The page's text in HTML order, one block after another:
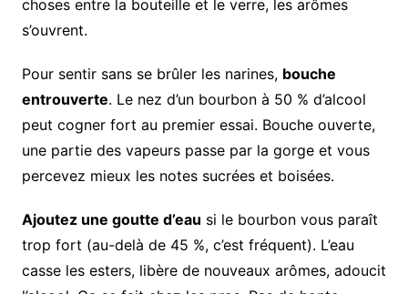
choses entre la bouteille et le verre, les arômes
s’ouvrent.
Pour sentir sans se brûler les narines, bouche
entrouverte. Le nez d’un bourbon à 50 % d’alcool
peut cogner fort au premier essai. Bouche ouverte,
une partie des vapeurs passe par la gorge et vous
percevez mieux les notes sucrées et boisées.
Ajoutez une goutte d’eau si le bourbon vous paraît
trop fort (au-delà de 45 %, c’est fréquent). L’eau
casse les esters, libère de nouveaux arômes, adoucit